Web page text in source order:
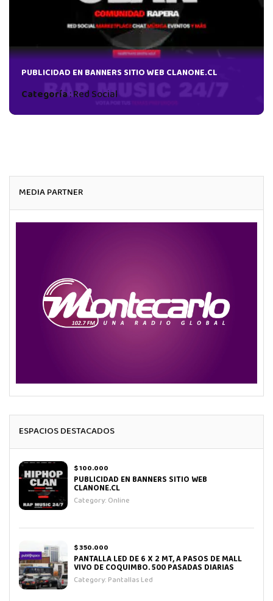
PUBLICIDAD EN BANNERS SITIO WEB CLANONE.CL
Categoría:Red Social
MEDIA PARTNER
ESPACIOS DESTACADOS
$ 100.000
PUBLICIDAD EN BANNERS SITIO WEB
CLANONE.CL
Category:Online
$ 350.000
PANTALLA LED DE 6 X 2 MT, A PASOS DE MALL
VIVO DE COQUIMBO. 500 PASADAS DIARIAS
Category:Pantallas Led